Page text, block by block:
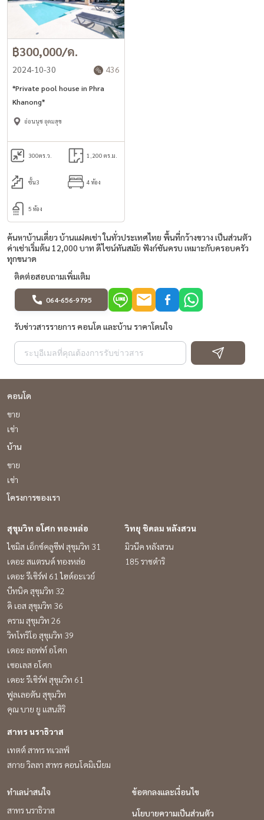
฿300,000/ด.
2024-10-30 436
*Private pool house in Phra
Khanong*
อ่อนนุช อุดมสุข
300ตร.ว. 1,200 ตร.ม.
ชั้น3 4 ห้อง
5 ห้อง
ค้นหาบ้านเดี่ยว บ้านแฝดเช่า ในทั่วประเทศไทย พื้นที่กว้างขวาง เป็นส่วนตัว
ค่าเช่าเริ่มต้น 12,000 บาท ดีไซน์ทันสมัย ฟังก์ชันครบ เหมาะกับครอบครัว
ทุกขนาด
ติดต่อสอบถามเพิ่มเติม
064-656-9795
รับข่าวสารรายการ คอนโด และบ้าน ราคาโดนใจ
คอนโด
ขาย
เช่า
บ้าน
ขาย
เช่า
โครงการของเรา
สุขุมวิท อโศก ทองหล่อ
ไซมิส เอ็กซ์คลูซีฟ สุขุมวิท 31
เดอะ สแตรนด์ ทองหล่อ
เดอะ รีเซิร์ฟ 61 ไฮด์อะเวย์
บีทนิค สุขุมวิท 32
ดิ เอส สุขุมวิท 36
คราม สุขุมวิท 26
วิทโทริโอ สุขุมวิท 39
เดอะ ลอฟท์ อโศก
เซอเลส อโศก
เดอะ รีเซิร์ฟ สุขุมวิท 61
ฟูลเลอตัน สุขุมวิท
คุณ บาย ยู แสนสิริ
วิทยุ ชิดลม หลังสวน
มิวนีค หลังสวน
185 ราชดำริ
สาทร นราธิวาส
เทตต์ สาทร ทเวลฟ์
สกาย วิลลา สาทร คอนโดมิเนียม
ทำเลน่าสนใจ
สาทร นราธิวาส
ข้อตกลงและเงื่อนไข
นโยบายความเป็นส่วนตัว